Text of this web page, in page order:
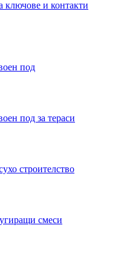
ключове и контакти
под
под за тераси
строителство
смеси